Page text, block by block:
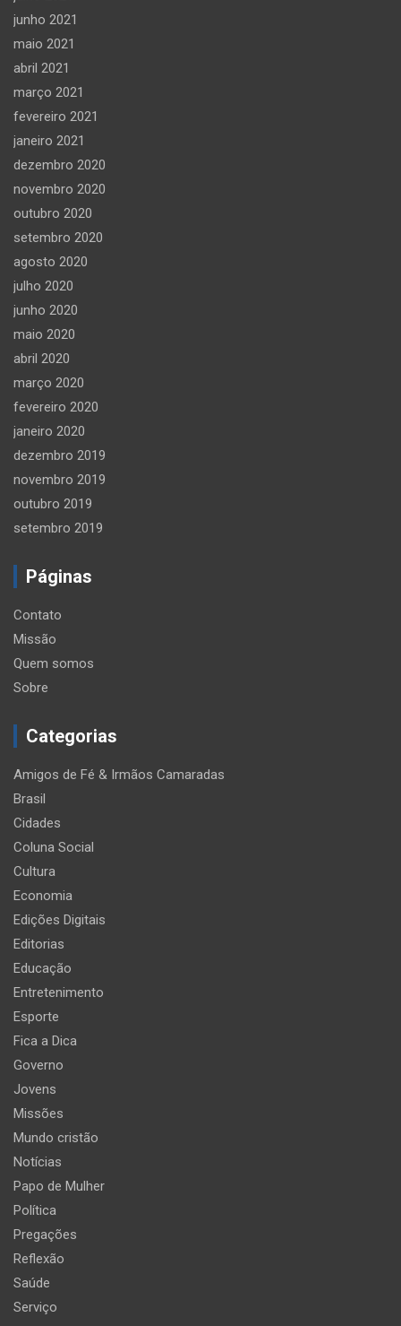
junho 2021
maio 2021
abril 2021
março 2021
fevereiro 2021
janeiro 2021
dezembro 2020
novembro 2020
outubro 2020
setembro 2020
agosto 2020
julho 2020
junho 2020
maio 2020
abril 2020
março 2020
fevereiro 2020
janeiro 2020
dezembro 2019
novembro 2019
outubro 2019
setembro 2019
Páginas
Contato
Missão
Quem somos
Sobre
Categorias
Amigos de Fé & Irmãos Camaradas
Brasil
Cidades
Coluna Social
Cultura
Economia
Edições Digitais
Editorias
Educação
Entretenimento
Esporte
Fica a Dica
Governo
Jovens
Missões
Mundo cristão
Notícias
Papo de Mulher
Política
Pregações
Reflexão
Saúde
Serviço